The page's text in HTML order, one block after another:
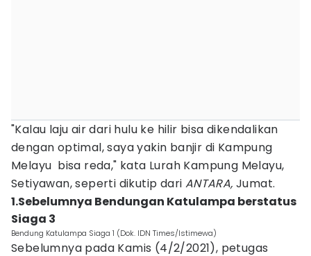
"Kalau laju air dari hulu ke hilir bisa dikendalikan
dengan optimal, saya yakin banjir di Kampung
Melayu bisa reda," kata Lurah Kampung Melayu,
Setiyawan, seperti dikutip dari ANTARA,Jumat.
1.Sebelumnya Bendungan Katulampa berstatus
Siaga 3
Bendung Katulampa Siaga 1 (Dok. IDN Times/Istimewa)
Sebelumnya pada Kamis (4/2/2021), petugas